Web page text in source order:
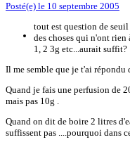
Posté(e) le 10 septembre 2005
tout est question de
des choses qui n'ont rien
1, 2 3g etc...aurait suffit?
Il me semble que je t'ai répondu
Quand je fais une perfusion de
mais pas 10g .
Quand on dit de boire 2 litres
suffissent pas ....pourquoi dans